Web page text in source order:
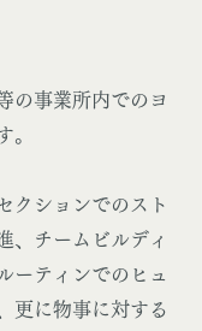
の事業所内でのヨ
。
クションでのスト
、チームビルディ
ーティンでのヒュ
更に物事に対する